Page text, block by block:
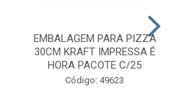
EMBALAGEM PARA PIZZA
30CM KRAFT IMPRESSA É
HORA PACOTE C/25
Código: 49623